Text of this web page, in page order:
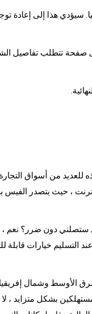
سيؤدي هذا إلى
صفحة تتطلب تفاصيل
من أسواق
ستصلني دون ضرر؟ نعم
التسليم خيارات قابلة
وشمال إفريقيا
بشكل